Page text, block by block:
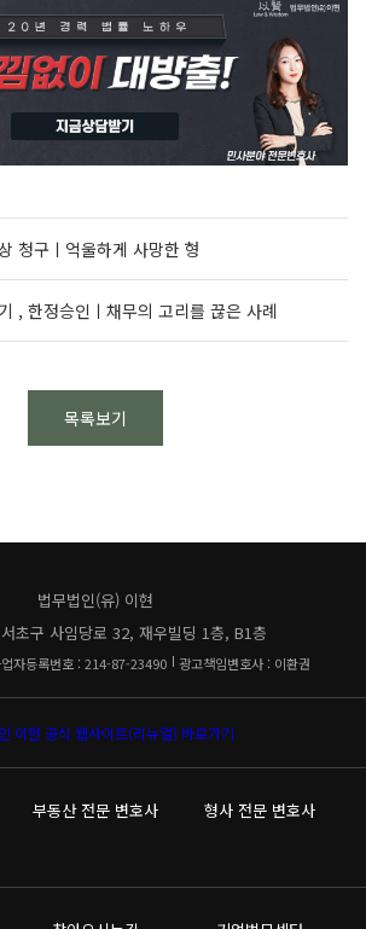
청구ㅣ억울하게 사망한 형
, 한정승인ㅣ채무의 고리를 끊은 사례
목록보기
법무법인(유) 이현
초구 사임당로 32, 재우빌딩 1층, B1층
자등록번호 : 214-87-23490 광고책임변호사 : 이환권
이현 공식 웹사이트(리뉴얼) 바로가기
부동산 전문 변호사
형사 전문 변호사